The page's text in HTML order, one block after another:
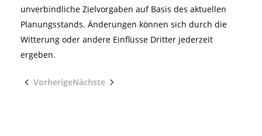
unverbindliche Zielvorgaben auf Basis des aktuellen
Planungsstands. Änderungen können sich durch die
Witterung oder andere Einflüsse Dritter jederzeit
ergeben.
VorherigeNächste